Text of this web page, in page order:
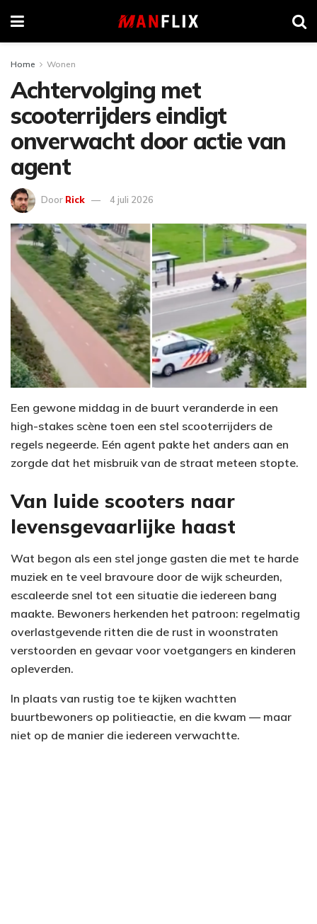
Home Wonen
Achtervolging met
scooterrijders eindigt
onverwacht door actie van
agent
Door Rick 4 juli 2026
Een gewone middag in de buurt veranderde in een
high-stakes scène toen een stel scooterrijders de
regels negeerde. Eén agent pakte het anders aan en
zorgde dat het misbruik van de straat meteen stopte.
Van luide scooters naar
levensgevaarlijke haast
Wat begon als een stel jonge gasten die met te harde
muziek en te veel bravoure door de wijk scheurden,
escaleerde snel tot een situatie die iedereen bang
maakte. Bewoners herkenden het patroon: regelmatig
overlastgevende ritten die de rust in woonstraten
verstoorden en gevaar voor voetgangers en kinderen
opleverden.
In plaats van rustig toe te kijken wachtten
buurtbewoners op politieactie, en die kwam — maar
niet op de manier die iedereen verwachtte.